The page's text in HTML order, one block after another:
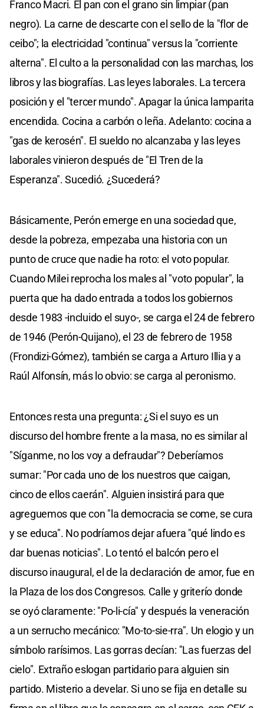
Franco Macri. El pan con el grano sin limpiar (pan
negro). La carne de descarte con el sello de la "flor de
ceibo"; la electricidad "continua" versus la "corriente
alterna". El culto a la personalidad con las marchas, los
libros y las biografías. Las leyes laborales. La tercera
posición y el "tercer mundo". Apagar la única lamparita
encendida. Cocina a carbón o leña. Adelanto: cocina a
"gas de kerosén". El sueldo no alcanzaba y las leyes
laborales vinieron después de "El Tren de la
Esperanza". Sucedió. ¿Sucederá?
Básicamente, Perón emerge en una sociedad que,
desde la pobreza, empezaba una historia con un
punto de cruce que nadie ha roto: el voto popular.
Cuando Milei reprocha los males al "voto popular", la
puerta que ha dado entrada a todos los gobiernos
desde 1983 -incluido el suyo-, se carga el 24 de febrero
de 1946 (Perón-Quijano), el 23 de febrero de 1958
(Frondizi-Gómez), también se carga a Arturo Illia y a
Raúl Alfonsín, más lo obvio: se carga al peronismo.
Entonces resta una pregunta: ¿Si el suyo es un
discurso del hombre frente a la masa, no es similar al
"Síganme, no los voy a defraudar"? Deberíamos
sumar: "Por cada uno de los nuestros que caigan,
cinco de ellos caerán". Alguien insistirá para que
agreguemos que con "la democracia se come, se cura
y se educa". No podríamos dejar afuera "qué lindo es
dar buenas noticias". Lo tentó el balcón pero el
discurso inaugural, el de la declaración de amor, fue en
la Plaza de los dos Congresos. Calle y griterío donde
se oyó claramente: "Po-li-cía" y después la veneración
a un serrucho mecánico: "Mo-to-sie-rra". Un elogio y un
símbolo rarísimos. Las gorras decían: "Las fuerzas del
cielo". Extraño eslogan partidario para alguien sin
partido. Misterio a develar. Si uno se fija en detalle su